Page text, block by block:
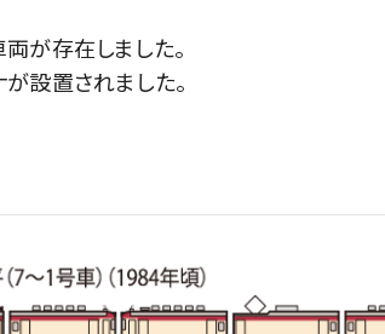
が存在しました。
設置されました。